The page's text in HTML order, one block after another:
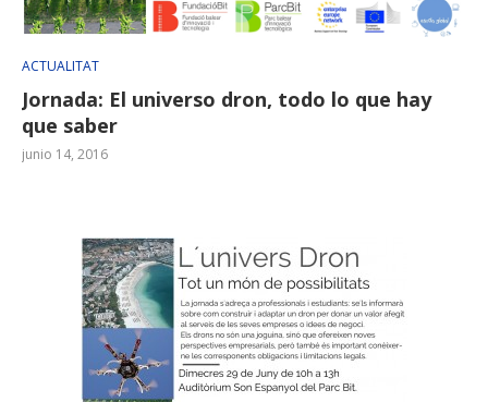
ACTUALITAT
Jornada: El universo dron, todo lo que hay
que saber
junio 14, 2016